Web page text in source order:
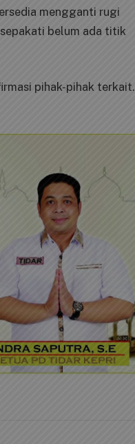
mengganti rugi
belum ada titik
pihak-pihak terkait.